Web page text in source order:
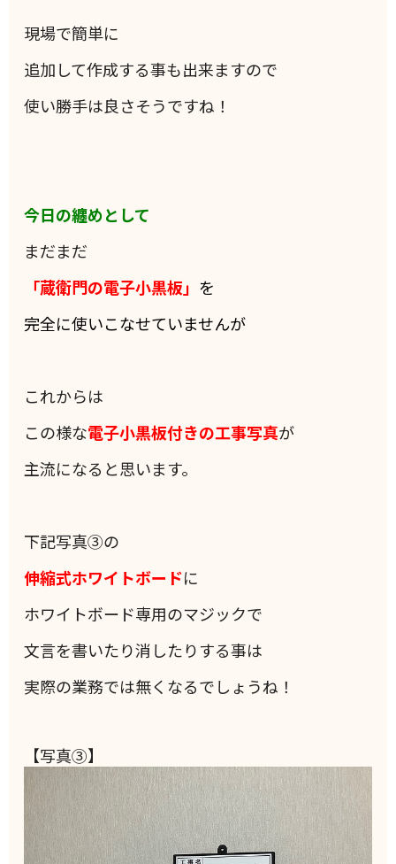
現場で簡単に
追加して作成する事も出来ますので
使い勝手は良さそうですね！
今日の纏めとして
まだまだ
「蔵衛門の電子小黒板」 を
完全に使いこなせていませんが
これからは
この様な電子小黒板付きの工事写真が
主流になると思います。
下記写真③の
伸縮式ホワイトボードに
ホワイトボード専用のマジックで
文言を書いたり消したりする事は
実際の業務では無くなるでしょうね！
【写真③】